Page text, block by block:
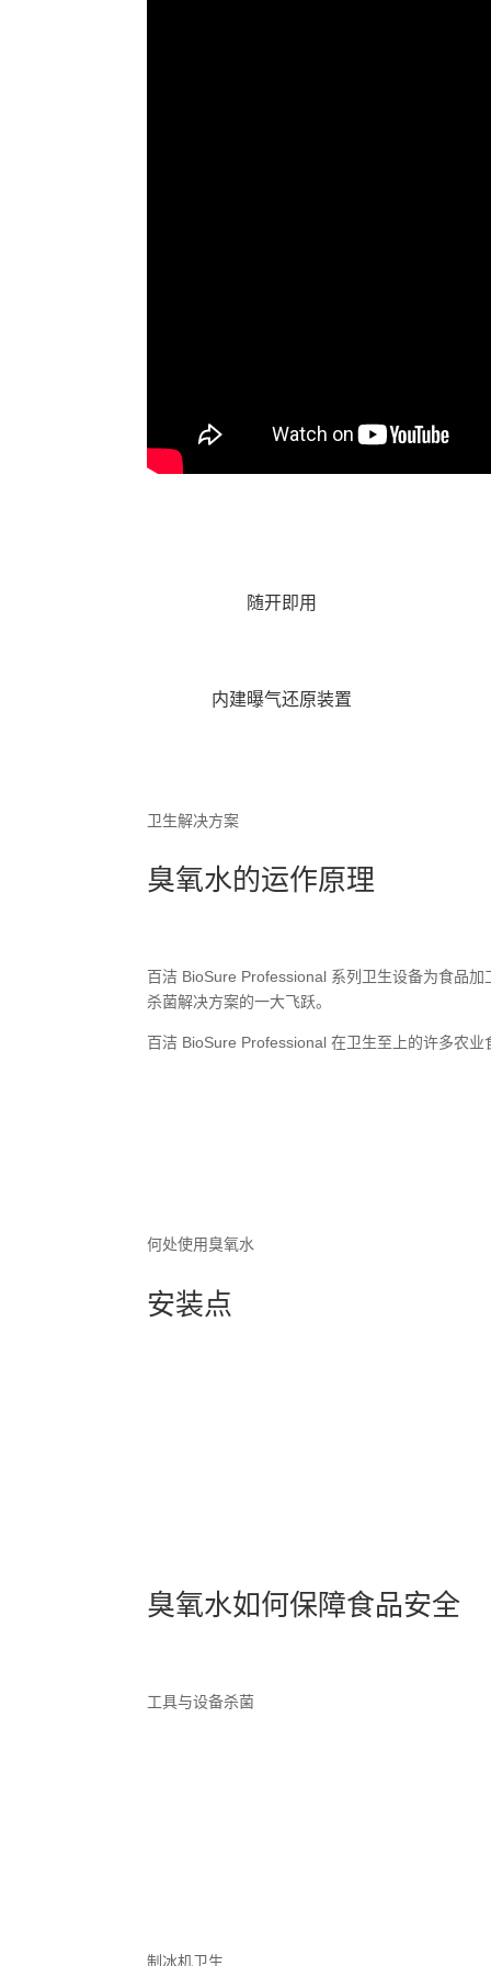
随开即用
内建曝气还原装置
卫生解决方案
臭氧水的运作原理
百洁 BioSure Professional 系列卫生设备为食品
杀菌解决方案的一大飞跃。
百洁 BioSure Professional 在卫生至上的许多农
何处使用臭氧水
安装点
臭氧水如何保障食品安全
工具与设备杀菌
制冰机卫生